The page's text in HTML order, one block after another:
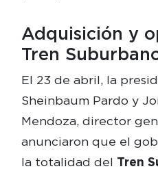
Adquisición y
Tren
El 23 de abril, la
Sheinbaum Pardo y
Mendoza, director
anunciaron que el
la totalidad del Tren